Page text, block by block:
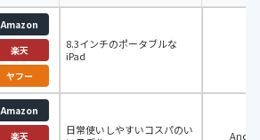
Amazon
楽天
ヤフー
8.3インチのポータブルな
iPad
Amazon
楽天
日常使いしやすいコスパのい